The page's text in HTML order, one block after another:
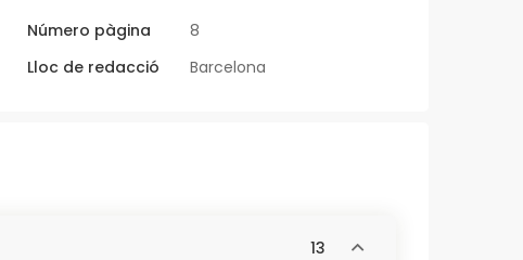
Número pàgina
8
Lloc de redacció Barcelona
13